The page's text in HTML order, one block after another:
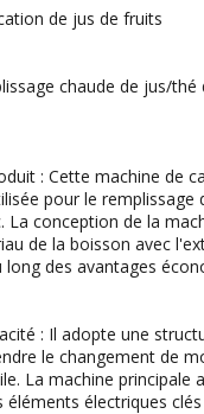
de jus de fruits
chaude de jus/
: Cette machine de
pour le
La conception de la
de la boisson avec
des avantages
: Il adopte une
le changement de
La machine principale
éléments électriques